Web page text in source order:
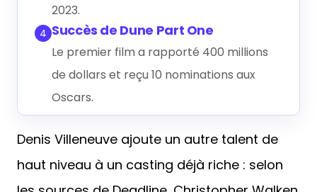
2023.
4 Succès de Dune Part One
Le premier film a rapporté 400 millions
de dollars et reçu 10 nominations aux
Oscars.
Denis Villeneuve ajoute un autre talent de
haut niveau à un casting déjà riche : selon